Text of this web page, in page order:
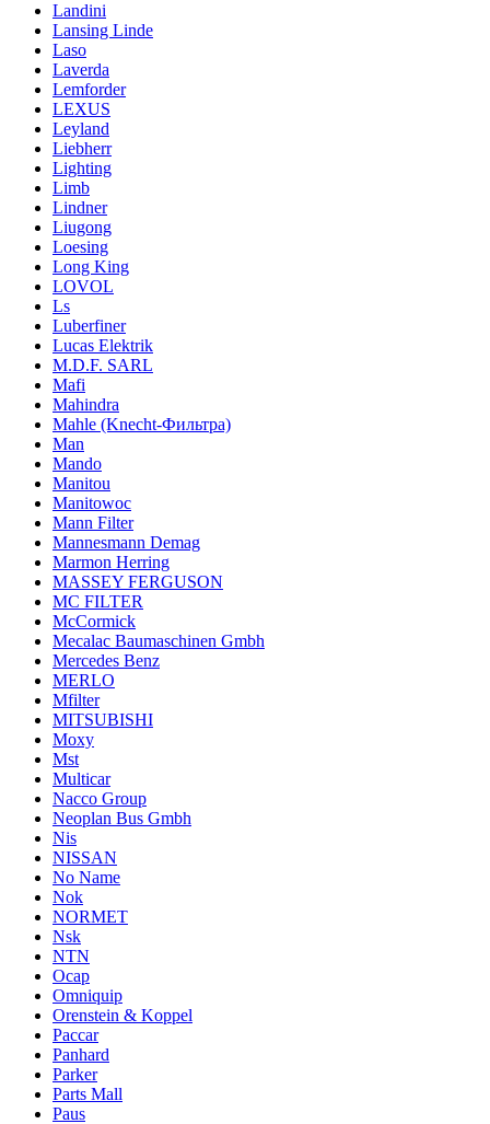
Landini
Lansing Linde
Laso
Laverda
Lemforder
LEXUS
Leyland
Liebherr
Lighting
Limb
Lindner
Liugong
Loesing
Long King
LOVOL
Ls
Luberfiner
Lucas Elektrik
M.D.F. SARL
Mafi
Mahindra
Mahle (Knecht-Фильтра)
Man
Mando
Manitou
Manitowoc
Mann Filter
Mannesmann Demag
Marmon Herring
MASSEY FERGUSON
MC FILTER
McCormick
Mecalac Baumaschinen Gmbh
Mercedes Benz
MERLO
Mfilter
MITSUBISHI
Moxy
Mst
Multicar
Nacco Group
Neoplan Bus Gmbh
Nis
NISSAN
No Name
Nok
NORMET
Nsk
NTN
Ocap
Omniquip
Orenstein & Koppel
Paccar
Panhard
Parker
Parts Mall
Paus